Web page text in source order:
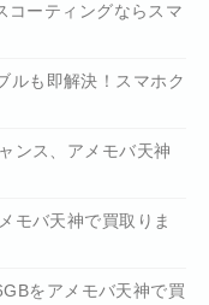
コーティングならスマ
ルも即解決！スマホク
ンス、アメモバ天神
モバ天神で買取りま
をアメモバ天神で買